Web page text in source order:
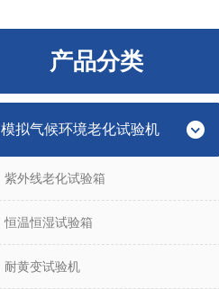
产品分类
模拟气候环境老化试验机
紫外线老化试验箱
恒温恒湿试验箱
耐黄变试验机